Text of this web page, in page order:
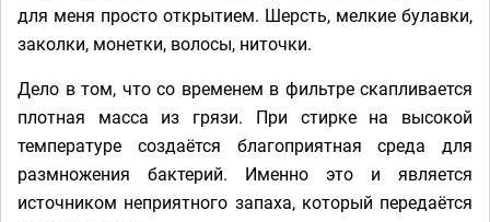
для меня просто открытием. Шерсть, мелкие булавки,
заколки, монетки, волосы, ниточки.
Дело в том, что со временем в фильтре скапливается
плотная масса из грязи. При стирке на высокой
температуре создаётся благоприятная среда для
размножения бактерий. Именно это и является
источником неприятного запаха, который передаётся